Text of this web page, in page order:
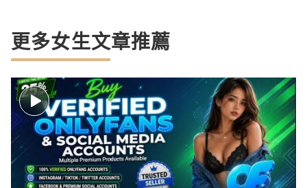
更多女生文章推薦